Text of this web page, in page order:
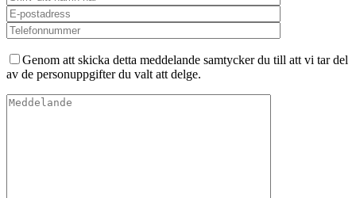
Genom att skicka detta meddelande samtycker du till att vi tar del
av de personuppgifter du valt att delge.